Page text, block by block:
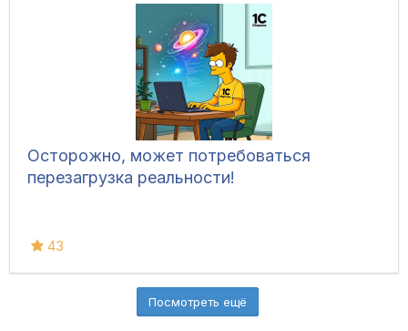
Осторожно, может потребоваться
перезагрузка реальности!
43
Посмотреть ещё